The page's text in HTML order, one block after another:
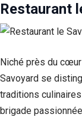
Restaurant
Niché près du
Savoyard se
traditions
brigade